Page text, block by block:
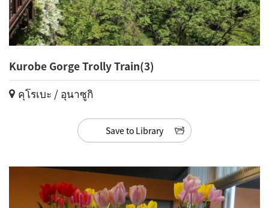
Kurobe Gorge Trolly Train(3)
คุโรเบะ / อุนาซูกิ
Save to Library